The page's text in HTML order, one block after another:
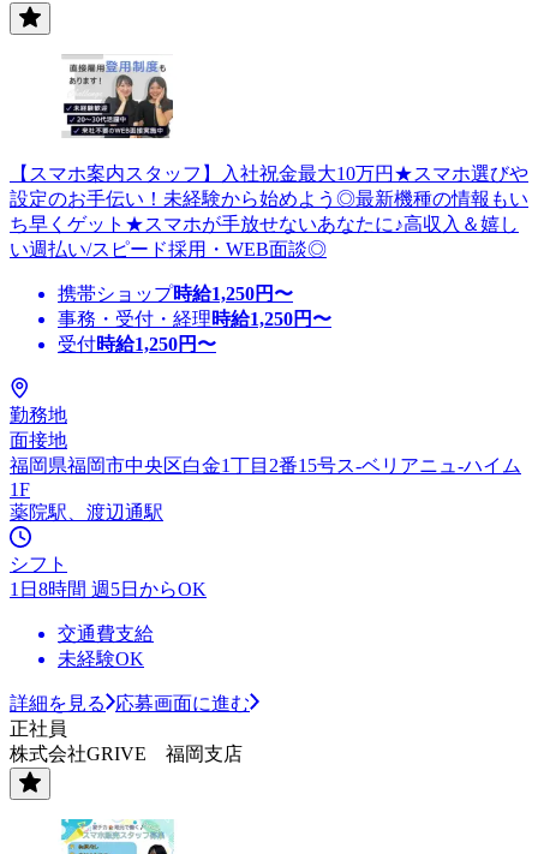
【スマホ案内スタッフ】入社祝金最大10万円★スマホ選びや
設定のお手伝い！未経験から始めよう◎最新機種の情報もい
ち早くゲット★スマホが手放せないあなたに♪高収入＆嬉し
い週払い/スピード採用・WEB面談◎
携帯ショップ時給1,250円〜
事務・受付・経理時給1,250円〜
受付時給1,250円〜
勤務地
面接地
福岡県福岡市中央区白金1丁目2番15号ス-ベリアニュ-ハイム
1F
薬院駅、渡辺通駅
シフト
1日8時間 週5日からOK
交通費支給
未経験OK
詳細を見る
応募画面に進む
正社員
株式会社GRIVE 福岡支店